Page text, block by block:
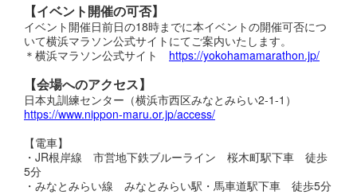
【イベント開催の可否】
イベント開催日前日の18時までに本イベントの開催可否につ
いて横浜マラソン公式サイトにてご案内いたします。
＊横浜マラソン公式サイト https://yokohamamarathon.jp/
【会場へのアクセス】
日本丸訓練センター（横浜市西区みなとみらい2-1-1）
https://www.nippon-maru.or.jp/access/
【電車】
・JR根岸線 市営地下鉄ブルーライン 桜木町駅下車 徒歩
5分
・みなとみらい線 みなとみらい駅・馬車道駅下車 徒歩5分